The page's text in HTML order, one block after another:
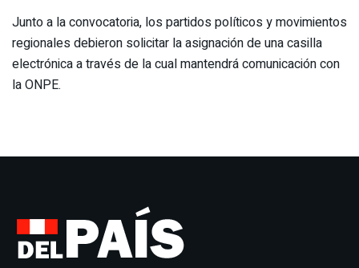
Junto a la convocatoria, los partidos políticos y movimientos
regionales debieron solicitar la asignación de una casilla
electrónica a través de la cual mantendrá comunicación con
la ONPE.